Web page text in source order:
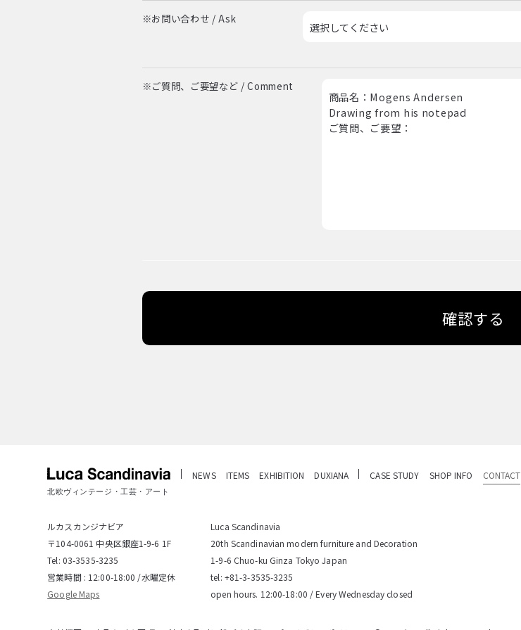
※お問い合わせ / Ask
※ご質問、ご要望など / Comment
確認する
北欧ヴィンテージ・工芸・アート
NEWS ITEMS EXHIBITION DUXIANA CASE STUDY SHOP INFO CONTACT
ルカスカンジナビア
〒104-0061 中央区銀座1-9-6 1F
Tel: 03-3535-3235
営業時間 : 12:00-18:00 /水曜定休
Google Maps
Luca Scandinavia
20th Scandinavian modern furniture and Decoration
1-9-6 Chuo-ku Ginza Tokyo Japan
tel: +81-3-3535-3235
open hours. 12:00-18:00 / Every Wednesday closed